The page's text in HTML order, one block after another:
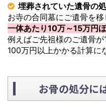
埋葬されていた遺骨の
お寺の合同墓にご遺骨を
一体あたり10万～15万円
例えばご先祖様のご遺骨が
100万円以上かかる計算に
お骨の処分に